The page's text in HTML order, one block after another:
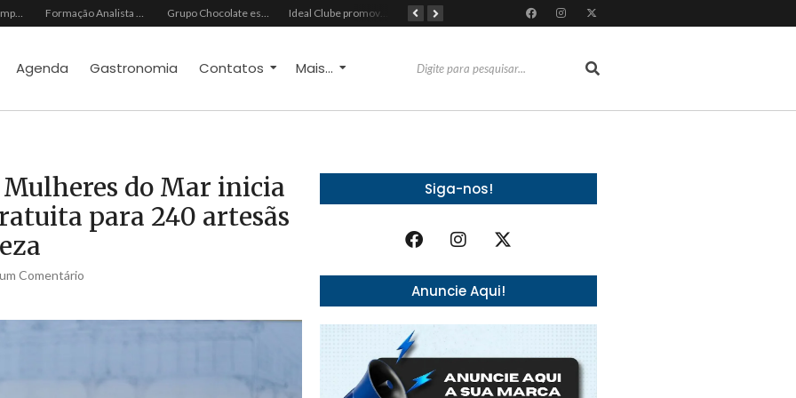
III Encontro de Empreendedorismo Socioambiental e Negócios de Impacto abre inscrições gratuitas para edição 2026 Formação Analista Hextríade apresenta metodologia de diagnóstico comportamental para transformar a gestão de pessoas Grupo Chocolate estreia na Europa com primeira turnê internacional Ideal Clube promove programação especial para celebrar o Dia dos Pais com música, gastronomia e lazer para toda a família
Agenda Gastronomia Contatos Mais...
do Mar inicia
para 240 artesãs
Comentário
Siga-nos!
Anuncie Aqui!